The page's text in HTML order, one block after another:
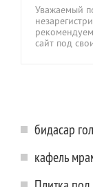
Уважаемый
сайт под
бидасар
кафель